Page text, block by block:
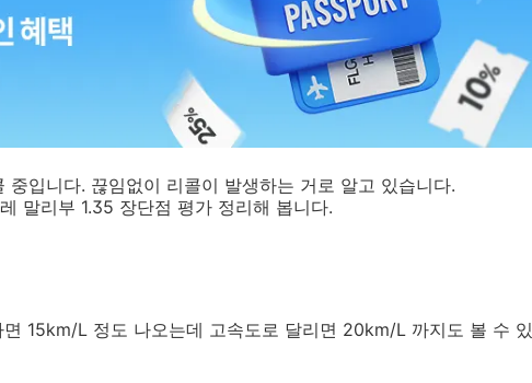
중입니다. 끊임없이 리콜이 발생하는 거로 알고 있습니다.
말리부 1.35 장단점 평가 정리해 봅니다.
15km/L 정도 나오는데 고속도로 달리면 20km/L 까지도 볼 수 있